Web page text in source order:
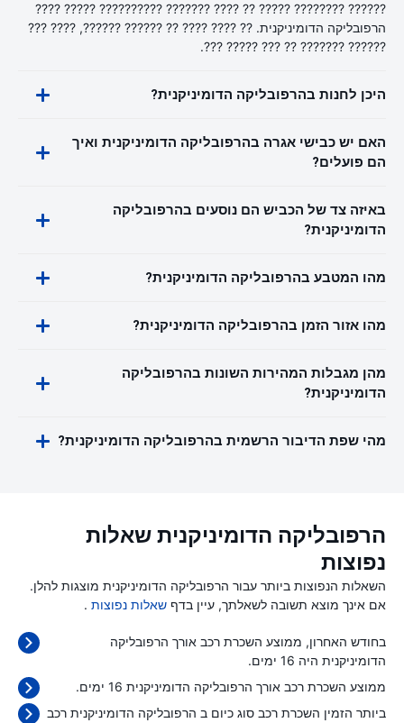
?????? ???????? ????? ?? ???? ??????? ?????????? ????? ????
הרפובליקה הדומיניקנית. ?? ???? ???? ?? ?????? ??????, ???? ???
?????? ??????? ?? ??? ????? ???.
היכן לחנות בהרפובליקה הדומיניקנית?
האם יש כבישי אגרה בהרפובליקה הדומיניקנית ואיך
הם פועלים?
באיזה צד של הכביש הם נוסעים בהרפובליקה
הדומיניקנית?
מהו המטבע בהרפובליקה הדומיניקנית?
מהו אזור הזמן בהרפובליקה הדומיניקנית?
מהן מגבלות המהירות השונות בהרפובליקה
הדומיניקנית?
מהי שפת הדיבור הרשמית בהרפובליקה הדומיניקנית?
הרפובליקה הדומיניקנית שאלות
נפוצות
השאלות הנפוצות ביותר עבור הרפובליקה הדומיניקנית מוצגות להלן.
אם אינך מוצא תשובה לשאלתך, עיין בדף שאלות נפוצות .
בחודש האחרון, ממוצע השכרת רכב אורך הרפובליקה
הדומיניקנית היה 16 ימים.
ממוצע השכרת רכב אורך הרפובליקה הדומיניקנית 16 ימים.
ביותר הזמין השכרת רכב סוג כיום ב הרפובליקה הדומיניקנית רכב